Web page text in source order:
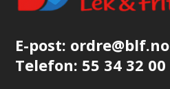
E-post: ordre@blf.no
Telefon: 55 34 32 00